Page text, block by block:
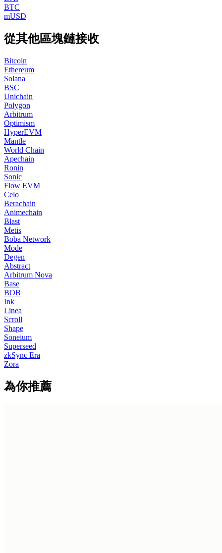
BTC
mUSD
從其他區塊鏈接收
Bitcoin
Ethereum
Solana
BSC
Unichain
Polygon
Arbitrum
Optimism
HyperEVM
Mantle
World Chain
Apechain
Ronin
Sonic
Flow EVM
Celo
Berachain
Animechain
Blast
Metis
Boba Network
Mode
Degen
Abstract
Arbitrum Nova
Base
BOB
Ink
Linea
Scroll
Shape
Soneium
Superseed
zkSync Era
Zora
為你推薦